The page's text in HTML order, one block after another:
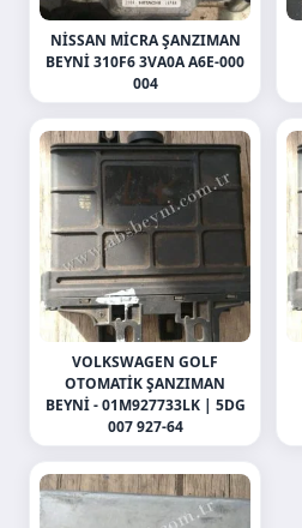
NISSAN MICRA ŞANZIMAN
BEYNI 310F6 3VA0A A6E-000
004
VOLKSWAGEN GOLF
OTOMATIK ŞANZIMAN
BEYNI - 01M927733LK | 5DG
007 927-64